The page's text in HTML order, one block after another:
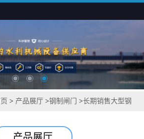
> 产品展厅 >钢制闸门 >长期销售大型钢